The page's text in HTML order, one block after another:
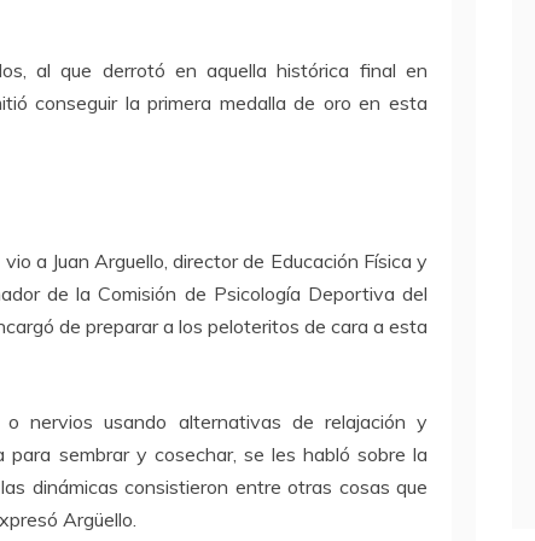
al que derrotó en aquella histórica final en
conseguir la primera medalla de oro en esta
a Juan Arguello, director de Educación Física y
de la Comisión de Psicología Deportiva del
de preparar a los peloteritos de cara a esta
nervios usando alternativas de relajación y
sembrar y cosechar, se les habló sobre la
dinámicas consistieron entre otras cosas que
Argüello.